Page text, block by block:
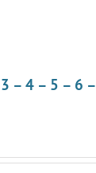
– 4 – 5 – 6 –